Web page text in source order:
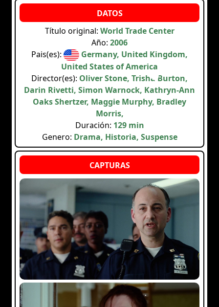
Título original: World Trade Center
Año: 2006
Pais(es):
Germany, United Kingdom,
United States of America
Director(es): Oliver Stone, Trisha Burton,
Darin Rivetti, Simon Warnock, Kathryn-Ann
Oaks Shertzer, Maggie Murphy, Bradley
Morris,
Duración: 129 min
Genero: Drama, Historia, Suspense